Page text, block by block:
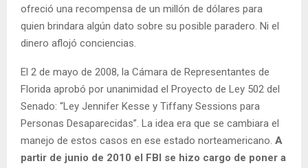
ofreció una recompensa de un millón de dólares para
quien brindara algún dato sobre su posible paradero. Ni el
dinero aflojó conciencias.
El 2 de mayo de 2008, la Cámara de Representantes de
Florida aprobó por unanimidad el Proyecto de Ley 502 del
Senado: “Ley Jennifer Kesse y Tiffany Sessions para
Personas Desaparecidas”. La idea era que se cambiara el
manejo de estos casos en ese estado norteamericano. A
partir de junio de 2010 el FBI se hizo cargo de poner a